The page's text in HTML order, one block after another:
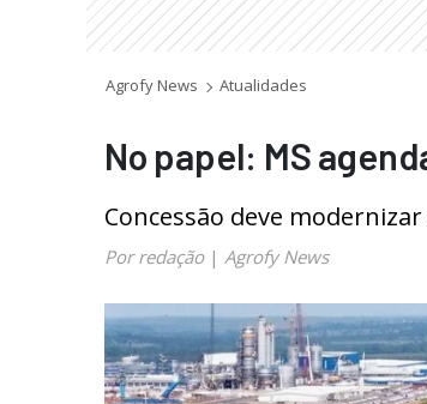
Agrofy News Atualidades
No papel: MS
Concessão deve
Por redação| Agrofy News